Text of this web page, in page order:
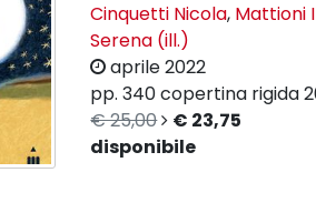
Cinquetti Nicola, Mattioni
Serena (ill.)
aprile 2022
pp. 340copertina rigida
€ 25,00
€ 23,75
disponibile